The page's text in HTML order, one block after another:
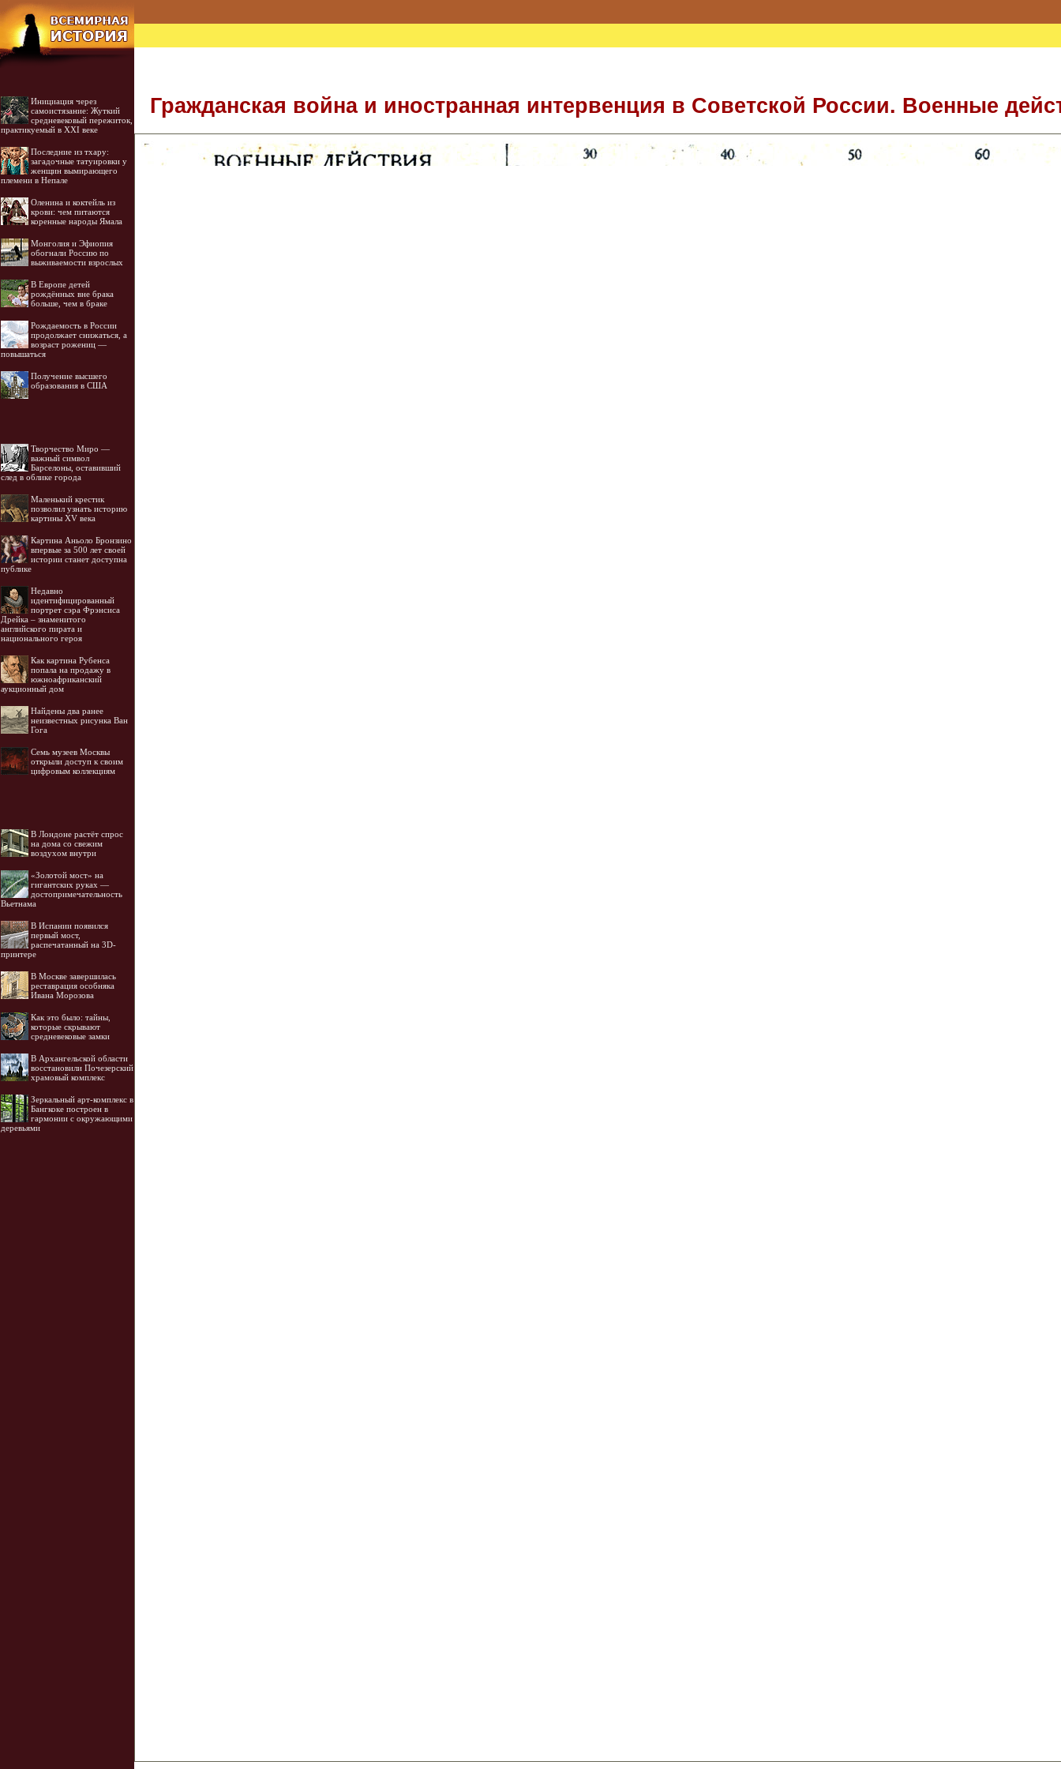
Инициация через
самоистязание: Жуткий
средневековый пережиток,
практикуемый в XXI веке
Последние из тхару:
загадочные татуировки у
женщин вымирающего
племени в Непале
Оленина и коктейль из
крови: чем питаются
коренные народы Ямала
Монголия и Эфиопия
обогнали Россию по
выживаемости взрослых
В Европе детей
рождённых вне брака
больше, чем в браке
Рождаемость в России
продолжает снижаться, а
возраст рожениц —
повышаться
Получение высшего
образования в США
Творчество Миро —
важный символ
Барселоны, оставивший
след в облике города
Маленький крестик
позволил узнать историю
картины XV века
Картина Аньоло Бронзино
впервые за 500 лет своей
истории станет доступна
публике
Недавно
идентифицированный
портрет сэра Фрэнсиса
Дрейка – знаменитого
английского пирата и
национального героя
Как картина Рубенса
попала на продажу в
южноафриканский
аукционный дом
Найдены два ранее
неизвестных рисунка Ван
Гога
Семь музеев Москвы
открыли доступ к своим
цифровым коллекциям
В Лондоне растёт спрос
на дома со свежим
воздухом внутри
«Золотой мост» на
гигантских руках —
достопримечательность
Вьетнама
В Испании появился
первый мост,
распечатанный на 3D-
принтере
В Москве завершилась
реставрация особняка
Ивана Морозова
Как это было: тайны,
которые скрывают
средневековые замки
В Архангельской области
восстановили Почезерский
храмовый комплекс
Зеркальный арт-комплекс в
Бангкоке построен в
гармонии с окружающими
деревьями
Гражданская война и иностранная интервенция в Советской России. Военные